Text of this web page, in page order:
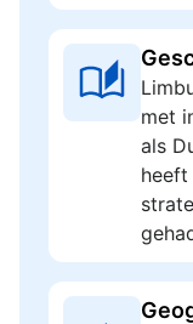
met
als